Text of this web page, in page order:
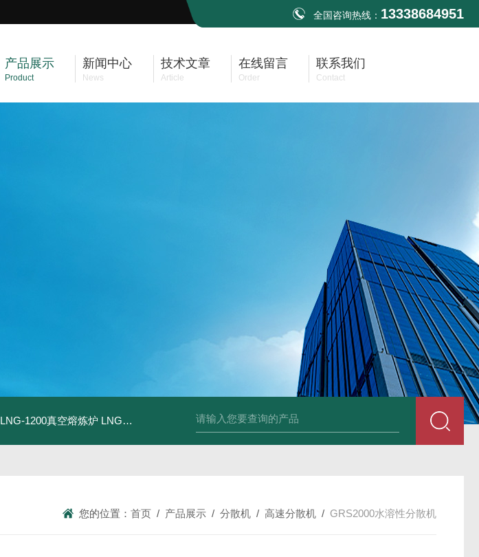
全国咨询热线： 13338684951
产品展示
Product
新闻中心
News
技术文章
Article
在线留言
Order
联系我们
Contact
LNG-1200真空熔炼炉 LNG-1200真空热压炉 LNG-1200真空钨丝炉 LNHZ-1200
您的位置： 首页 / 产品展示 / 分散机 / 高速分散机 / GRS2000水溶性分散机